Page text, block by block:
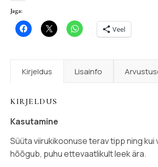
Jaga:
Veel
Kirjeldus Lisainfo
KIRJELDUS
Kasutamine
Süüta viirukikoonuse terav tipp ning kui
hõõgub, puhu ettevaatlikult leek ära.